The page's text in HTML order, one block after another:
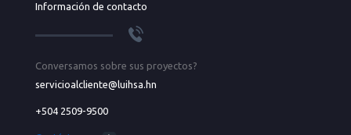
Información de contacto
Conversamos sobre sus proyectos?
servicioalcliente@luihsa.hn
+504 2509-9500